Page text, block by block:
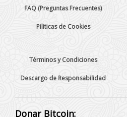
FAQ (Preguntas Frecuentes)
Piliticas de Cookies
Términos y Condiciones
Descargo de Responsabilidad
Donar Bitcoin: